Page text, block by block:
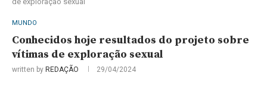
MUNDO
Conhecidos hoje resultados do projeto sobre
vítimas de exploração sexual
written by REDAÇÃO 29/04/2024